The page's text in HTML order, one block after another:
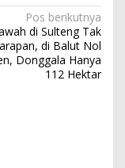
Pos berikutnya
di Sulteng Tak
di Balut Nol
Donggala Hanya
112 Hektar